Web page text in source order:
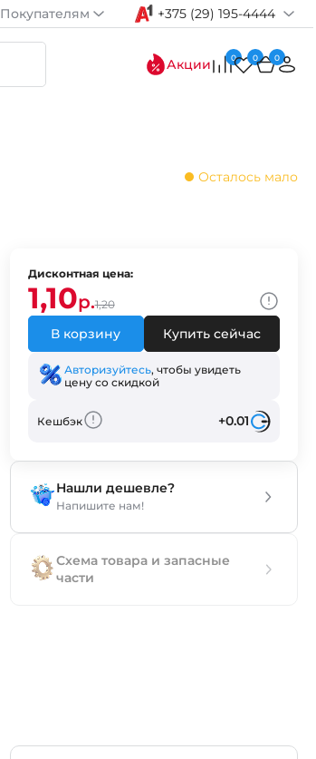
Покупателям +375 (29) 195-4444
Акции 0 0 0
Осталось мало
Дисконтная цена:
1,10р.1,20
В корзину Купить сейчас
Авторизуйтесь, чтобы увидеть
цену со скидкой
Кешбэк +0.01
Нашли дешевле?
Напишите нам!
Схема товара и запасные
части